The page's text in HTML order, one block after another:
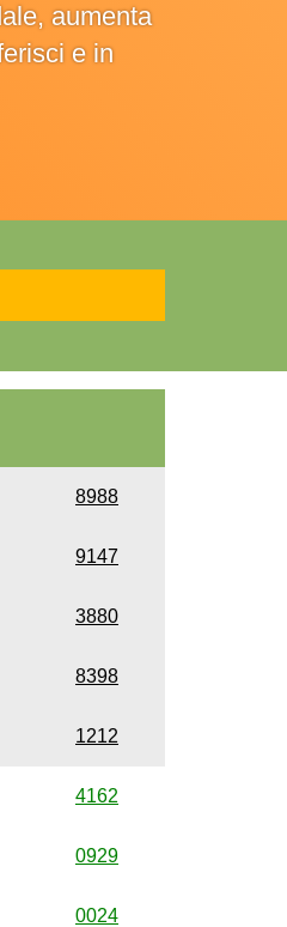
aumenta
e in
8988
9147
3880
8398
1212
4162
0929
0024